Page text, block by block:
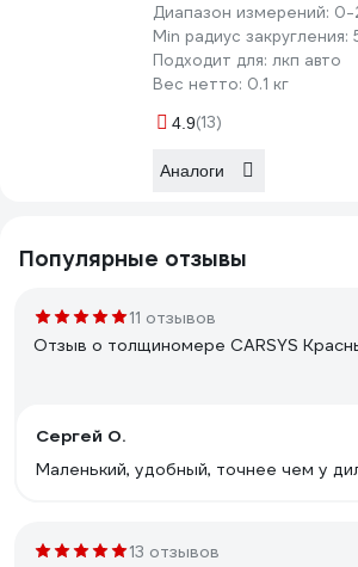
Диапазон измерений: 0-
Min радиус закругления:
Подходит для: лкп авто
Вес нетто: 0.1 кг
4.9(13)
Аналоги
Популярные отзывы
11 отзывов
Отзыв о толщиномере CARSYS
Сергей О.
Маленький, удобный, точнее чем у
13 отзывов